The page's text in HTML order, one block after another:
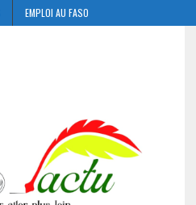
EMPLOI AU FASO